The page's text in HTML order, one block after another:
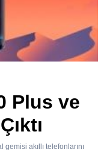
Plus ve
akıllı telefonlarını